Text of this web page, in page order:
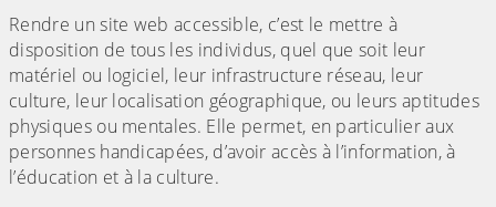
Rendre un site web accessible, c’est le mettre à
disposition de tous les individus, quel que soit leur
matériel ou logiciel, leur infrastructure réseau, leur
culture, leur localisation géographique, ou leurs aptitudes
physiques ou mentales. Elle permet, en particulier aux
personnes handicapées, d’avoir accès à l’information, à
l’éducation et à la culture.